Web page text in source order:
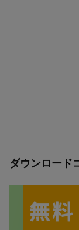
ダウンロード